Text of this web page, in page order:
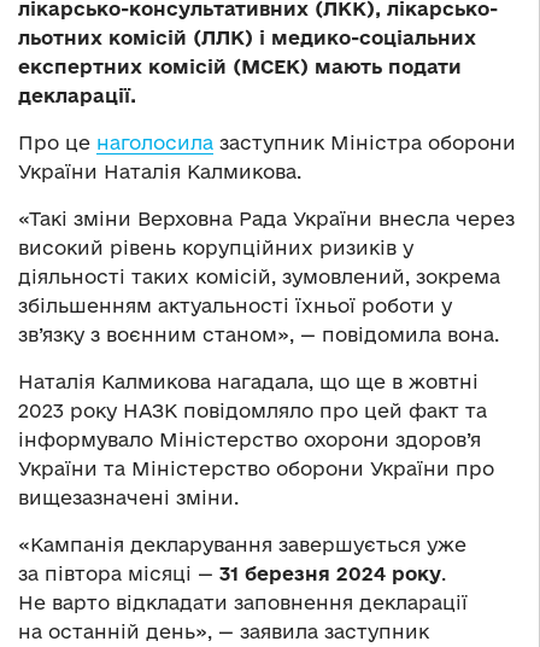
лікарсько-консультативних (ЛКК), лікарсько-
льотних комісій (ЛЛК) і медико-соціальних
експертних комісій (МСЕК) мають подати
декларації.
Про це наголосила заступник Міністра оборони
України Наталія Калмикова.
«Такі зміни Верховна Рада України внесла через
високий рівень корупційних ризиків у
діяльності таких комісій, зумовлений, зокрема
збільшенням актуальності їхньої роботи у
зв’язку з воєнним станом», — повідомила вона.
Наталія Калмикова нагадала, що ще в жовтні
2023 року НАЗК повідомляло про цей факт та
інформувало Міністерство охорони здоров’я
України та Міністерство оборони України про
вищезазначені зміни.
«Кампанія декларування завершується уже
за півтора місяці — 31 березня 2024 року.
Не варто відкладати заповнення декларації
на останній день», — заявила заступник